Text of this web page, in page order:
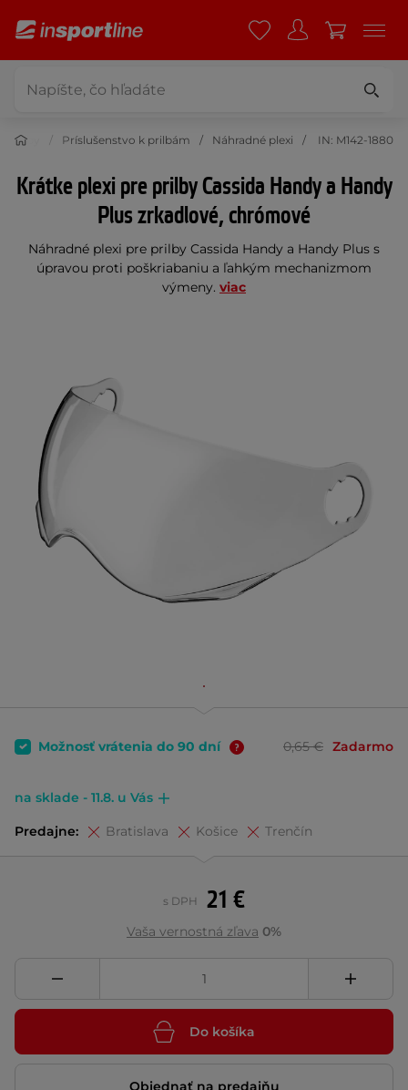
prilby Príslušenstvo k prilbám Náhradné plexi IN: M142-1880
Krátke plexi pre prilby Cassida Handy a Handy
Plus zrkadlové, chrómové
Náhradné plexi pre prilby Cassida Handy a Handy Plus s
úpravou proti poškriabaniu a ľahkým mechanizmom
výmeny. viac
Možnosť vrátenia do 90 dní 0,65 € Zadarmo
na sklade - 11.8. u Vás
Predajne: Bratislava Košice Trenčín
21 €
s DPH
Vaša vernostná zľava 0%
Do košíka
Objednať na predajňu